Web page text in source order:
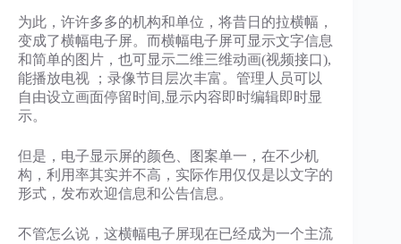
为此，许许多多的机构和单位，将昔日的拉横幅，
变成了横幅电子屏。而横幅电子屏可显示文字信息
和简单的图片，也可显示二维三维动画(视频接口),
能播放电视 ；录像节目层次丰富。管理人员可以
自由设立画面停留时间,显示内容即时编辑即时显
示。
但是，电子显示屏的颜色、图案单一，在不少机
构，利用率其实并不高，实际作用仅仅是以文字的
形式，发布欢迎信息和公告信息。
不管怎么说，这横幅电子屏现在已经成为一个主流